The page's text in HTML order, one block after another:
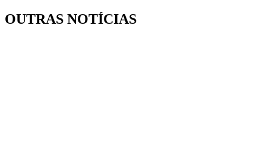
OUTRAS NOTÍCIAS